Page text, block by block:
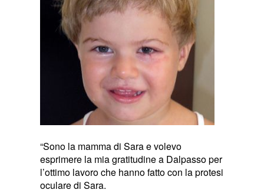
“Sono la mamma di Sara e volevo
esprimere la mia gratitudine a Dalpasso per
l’ottimo lavoro che hanno fatto con la protesi
oculare di Sara.